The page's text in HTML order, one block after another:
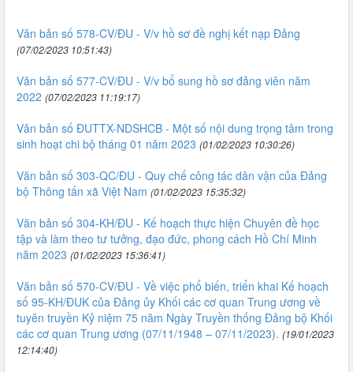
Văn bản số 578-CV/ĐU - V/v hồ sơ đề nghị kết nạp Đảng
(07/02/2023 10:51:43)
Văn bản số 577-CV/ĐU - V/v bổ sung hồ sơ đảng viên năm
2022 (07/02/2023 11:19:17)
Văn bản số ĐUTTX-NDSHCB - Một số nội dung trọng tâm trong
sinh hoạt chi bộ tháng 01 năm 2023 (01/02/2023 10:30:26)
Văn bản số 303-QC/ĐU - Quy chế công tác dân vận của Đảng
bộ Thông tấn xã Việt Nam (01/02/2023 15:35:32)
Văn bản số 304-KH/ĐU - Kế hoạch thực hiện Chuyên đề học
tập và làm theo tư tưởng, đạo đức, phong cách Hồ Chí Minh
năm 2023 (01/02/2023 15:36:41)
Văn bản số 570-CV/ĐU - Về việc phổ biến, triển khai Kế hoạch
số 95-KH/ĐUK của Đảng ủy Khối các cơ quan Trung ương về
tuyên truyền Kỷ niệm 75 năm Ngày Truyền thống Đảng bộ Khối
các cơ quan Trung ương (07/11/1948 – 07/11/2023). (19/01/2023
12:14:40)